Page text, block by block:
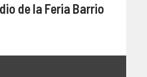
de la Feria Barrio